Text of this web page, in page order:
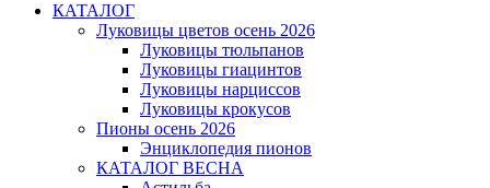
КАТАЛОГ
Луковицы цветов осень 2026
Луковицы тюльпанов
Луковицы гиацинтов
Луковицы нарциссов
Луковицы крокусов
Пионы осень 2026
Энциклопедия пионов
КАТАЛОГ ВЕСНА